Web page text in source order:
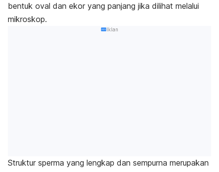
bentuk oval dan ekor yang panjang jika dilihat melalui
mikroskop.
Iklan
Struktur sperma yang lengkap dan sempurna merupakan